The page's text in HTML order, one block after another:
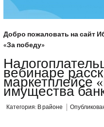
Добро пожаловать на сайт
«За победу»
вебинаре
маркетплейсе
имущества
Категория: В районе